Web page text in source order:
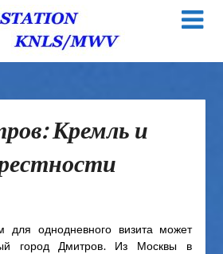
Кремль и
для однодневного визита может
город Дмитров. Из Москвы в